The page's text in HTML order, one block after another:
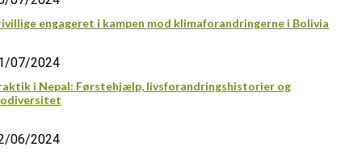
engageret i kampen mod klimaforandringerne i Bolivia
07/2024
i Nepal: Førstehjælp, livsforandringshistorier og
06/2024